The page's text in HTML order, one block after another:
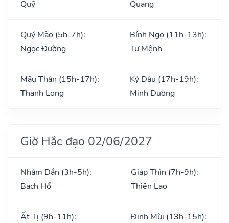
Quỹ
Quang
Quý Mão (5h-7h):
Ngọc Đường
Bính Ngọ (11h-13h):
Tư Mệnh
Mậu Thân (15h-17h):
Thanh Long
Kỷ Dậu (17h-19h):
Minh Đường
Giờ Hắc đạo 02/06/2027
Nhâm Dần (3h-5h):
Bạch Hổ
Giáp Thìn (7h-9h):
Thiên Lao
Ất Tị (9h-11h):
Đinh Mùi (13h-15h):